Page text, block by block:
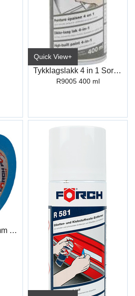
Quick View+
Tykklagslakk 4 in 1 Sort L222
R9005 400 ml
Maskeringstape 50mm 50M Blå